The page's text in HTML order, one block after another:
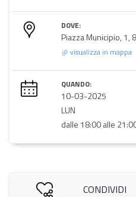
DOVE:
Piazza Municipio, 1,
visualizza in mappa
QUANDO:
10-03-2025
LUN
dalle 18:00 alle
CONDIVIDI